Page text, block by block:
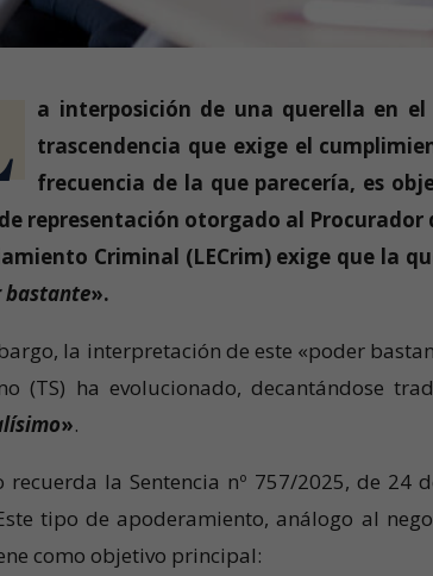
a interposición de una querella en
trascendencia que exige el
frecuencia de la que parecería, es
representación otorgado al Procurador
Criminal (LECrim) exige que la
bastante».
la interpretación de este «poder
(TS) ha evolucionado, decantándose
».
recuerda la Sentencia nº 757/2025, de 24
tipo de apoderamiento, análogo al
como objetivo principal: